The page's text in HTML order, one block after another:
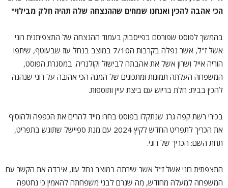
הכי אהבה להכין ואנחנו שמחים שההנצחה שלה תהיה חלק מבילוי"
בהמשך לפוסט שפורסם בפייסבוק בעמוד ההנצחה של התצפיתנית רוני
אשל ז"ל, אשר נפלה בקרבות ה7/10 במוצב בנחל עוז שבעוטף, שיתפו
הוריה אייל ושרון אשל את אהבתה לבישול וקולנריה. במסגרת הפוסט,
המשפחה העלתה תמונות ומתכונים של המנה הכי אהובה על רוני שנהגה
להכין בבית: חלת בריוש עם ביצת עיין ותוספות.
בכירי רשת קפה גרג שנתקלו בפוסט בחרו מייד להרים את הכפפה ולהוסיף
את הכריך לתפריט החדש לקיץ 2024 עם מנת ספיישל שתוגש בתפריט,
תחת השם: הכריך של רוני.
התצפתית רוני אשל ז"ל אשר שירתה במוצב נחל עוז, איבדה את הקשר עם
המשפחה למעלה מחודש, מה שגרם לבני משפחתה להאמין כי נחטפה